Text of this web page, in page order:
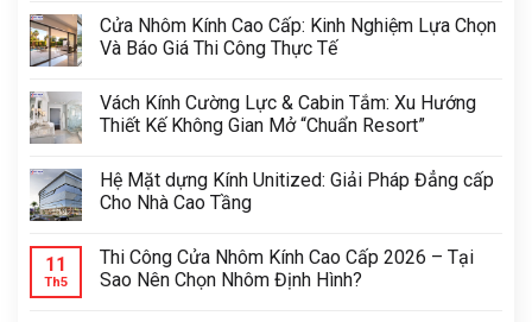
Cửa Nhôm Kính Cao Cấp: Kinh Nghiệm Lựa Chọn
Và Báo Giá Thi Công Thực Tế
Vách Kính Cường Lực & Cabin Tắm: Xu Hướng
Thiết Kế Không Gian Mở “Chuẩn Resort”
Hệ Mặt dựng Kính Unitized: Giải Pháp Đẳng cấp
Cho Nhà Cao Tầng
11
Th5
Thi Công Cửa Nhôm Kính Cao Cấp 2026 – Tại
Sao Nên Chọn Nhôm Định Hình?